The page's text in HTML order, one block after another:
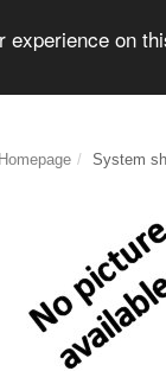
experience on
Homepage System